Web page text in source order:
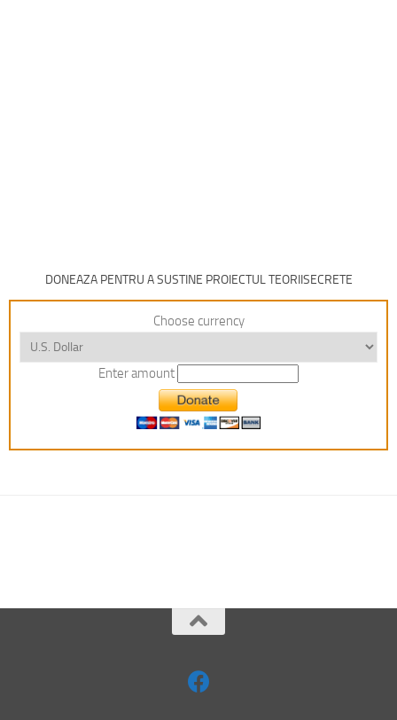
DONEAZA PENTRU A SUSTINE PROIECTUL TEORIISECRETE
Choose currency
Enter amount